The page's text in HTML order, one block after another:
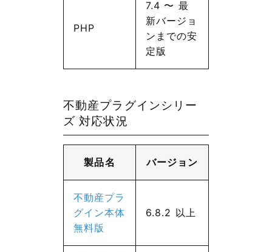
PHP
7.4 〜 最
新バージョ
ンまでの安
定版
不動産プラグインシリー
ズ 対応状況
製品名 バージョン
不動産プラ
グイン本体
無料版
6.8.2 以上